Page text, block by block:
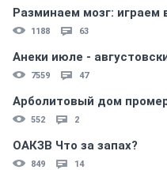
Разминаем мозг: играем
1188 63
Анеки июле -
7559 47
Арболитовый дом
552 2
ОАКЗВ Что за запах?
849 14